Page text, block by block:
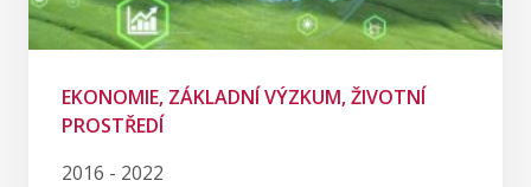
EKONOMIE, ZÁKLADNÍ VÝZKUM, ŽIVOTNÍ
PROSTŘEDÍ
2016 - 2022